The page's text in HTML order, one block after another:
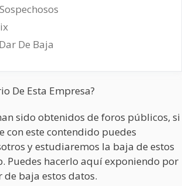
De Baja
De Esta Empresa?
sido obtenidos de foros públicos, si
con este contendido puedes
y estudiaremos la baja de estos
Puedes hacerlo aquí exponiendo por
baja estos datos.